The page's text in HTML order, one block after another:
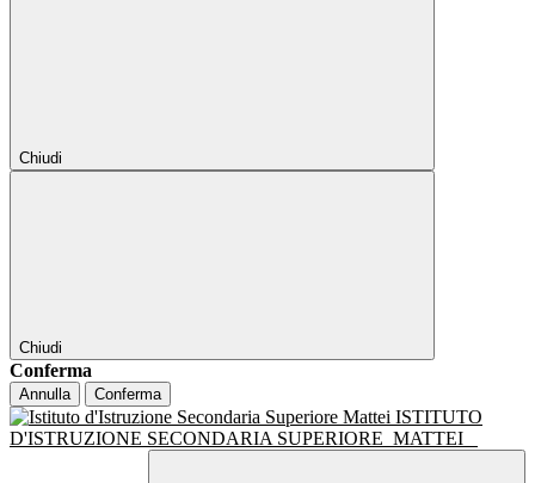
Chiudi
Chiudi
Conferma
Annulla Conferma
ISTITUTO
D'ISTRUZIONE SECONDARIA SUPERIORE MATTEI